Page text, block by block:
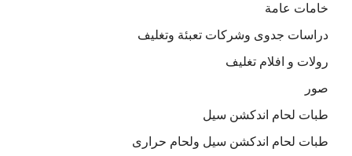
خامات عامة
دراسات جدوى وشركات تعبئة وتغليف
رولات و افلام تغليف
صور
طبات لحام اندكشن سيل
طبات لحام اندكشن سيل ولحام حرارى